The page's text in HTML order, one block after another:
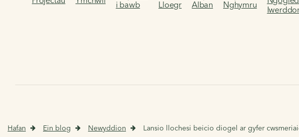
i bawb
Lloegr
Alban
Nghymru
Hafan Ein blog Newyddion Lansio llochesi beicio diogel ar gyfer